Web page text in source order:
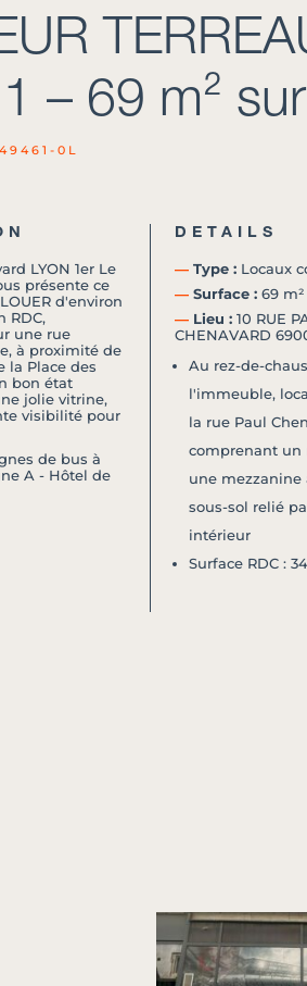
– 69 m²
0L
LYON 1er Le
présente ce
d'environ
RDC,
une rue
à proximité de
la Place des
bon état
jolie vitrine,
visibilité pour
de bus à
A - Hôtel de
DETAILS
―Type :Locaux
―Surface :69 m²
―Lieu :10 RUE
CHENAVARD
Au rez-de-
l'immeuble,
la rue Paul
comprenant un
une mezzanine
sous-sol relié
intérieur
Surface RDC :